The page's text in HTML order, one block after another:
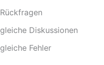
Rückfragen
gleiche Diskussionen
gleiche Fehler